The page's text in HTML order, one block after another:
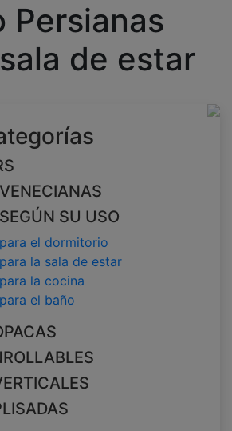
Persianas
de estar
SU USO
el dormitorio
la sala de estar
la cocina
el baño